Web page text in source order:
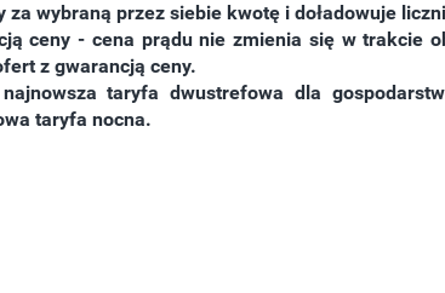
za wybraną przez siebie kwotę i doładowuje
ceny - cena prądu nie zmienia się w trakcie
z gwarancją ceny.
taryfa dwustrefowa dla
taryfa nocna.